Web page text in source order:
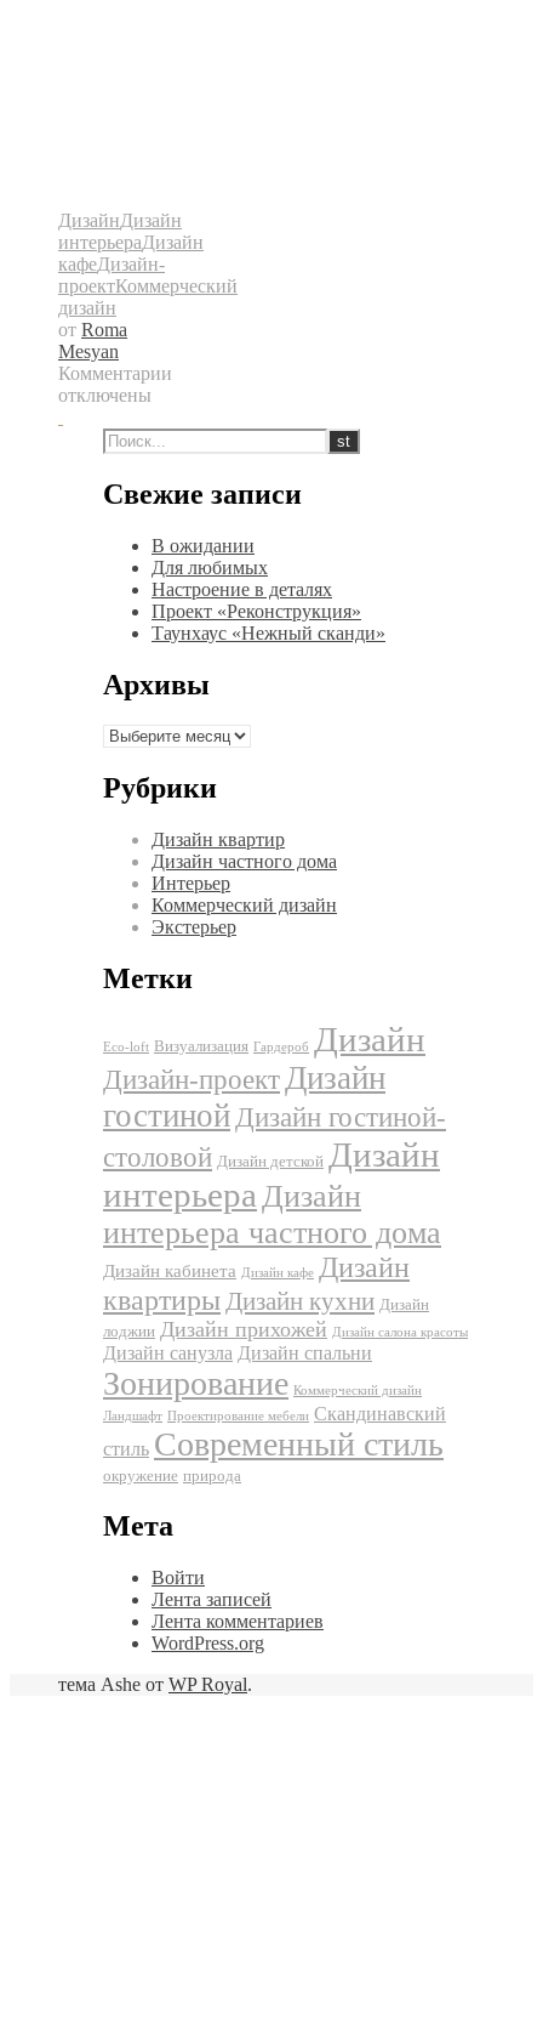
ДизайнДизайн
интерьераДизайн
кафеДизайн-
проектКоммерческий
дизайн
от Roma
Mesyan
Комментарии
к
Кофейня
«STIMMER»
отключены
Свежие записи
В ожидании
Для любимых
Настроение в деталях
Проект «Реконструкция»
Таунхаус «Нежный сканди»
Архивы
Архивы
Рубрики
Дизайн квартир
Дизайн частного дома
Интерьер
Коммерческий дизайн
Экстерьер
Метки
Eco-loft Визуализация Гардероб Дизайн
Дизайн-проектДизайн
гостинойДизайн гостиной-
столовой Дизайн детской Дизайн
интерьера Дизайн
интерьера частного дома
Дизайн кабинета Дизайн кафе Дизайн
квартирыДизайн кухни Дизайн
лоджии Дизайн прихожей Дизайн салона красоты
Дизайн санузла Дизайн спальни
Зонирование Коммерческий дизайн
Ландшафт Проектирование мебели Скандинавский
стиль Современный стиль
окружение природа
Мета
Войти
Лента записей
Лента комментариев
WordPress.org
тема Ashe от WP Royal.